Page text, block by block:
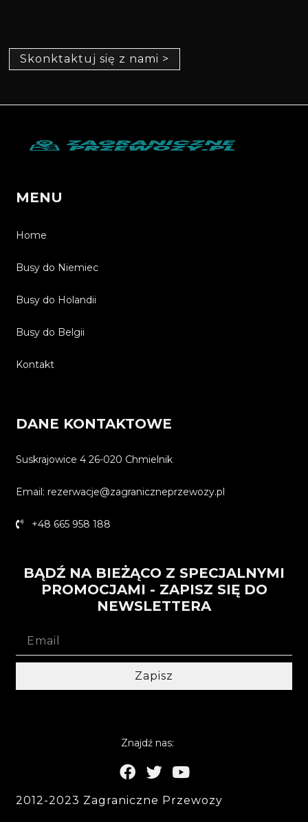
Skonktaktuj się z nami >
MENU
Home
Busy do Niemiec
Busy do Holandii
Busy do Belgii
Kontakt
DANE KONTAKTOWE
Suskrajowice 4 26-020 Chmielnik
Email: rezerwacje@zagraniczneprzewozy.pl
+48 665 958 188
BĄDŹ NA BIEŻĄCO Z SPECJALNYMI
PROMOCJAMI - ZAPISZ SIĘ DO
NEWSLETTERA
Zapisz
Znajdź nas:
2012-2023 Zagraniczne Przewozy